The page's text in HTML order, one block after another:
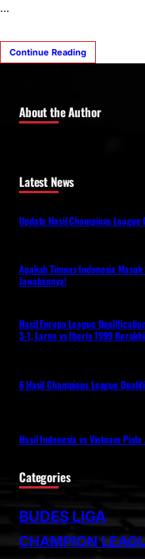
…
Continue Reading
About the Author
Latest News
Update Hasil Champions
Apakah Timnas Indonesia
Jawabannya!
Hasil Europa League
3-1, Larne vs Iberia 1999
6 Hasil Champions League
Hasil Indonesia vs Vietnam
Categories
BUDES LIGA
CHAMPION